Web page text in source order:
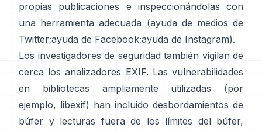
propias publicaciones e inspeccionándolas con
una herramienta adecuada (ayuda de medios de
Twitter;ayuda de Facebook;ayuda de Instagram).
Los investigadores de seguridad también vigilan de
cerca los analizadores EXIF. Las vulnerabilidades
en bibliotecas ampliamente utilizadas (por
ejemplo, libexif) han incluido desbordamientos de
búfer y lecturas fuera de los límites del búfer,